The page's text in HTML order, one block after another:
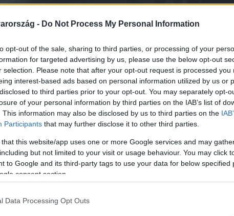
- Do Not Process My Personal Information
opt-out of the sale, sharing to third parties, or processing of your
for targeted advertising by us, please use the below opt-out
selection. Please note that after your opt-out request is processed you
interest-based ads based on personal information utilized by us or
to third parties prior to your opt-out. You may separately opt-
of your personal information by third parties on the IAB’s list of
This information may also be disclosed by us to third parties on the
Participants that may further disclose it to other third parties.
that this website/app uses one or more Google services and may
but not limited to your visit or usage behaviour. You may click
to Google and its third-party tags to use your data for below specified
consent section.
Data Processing Opt Outs